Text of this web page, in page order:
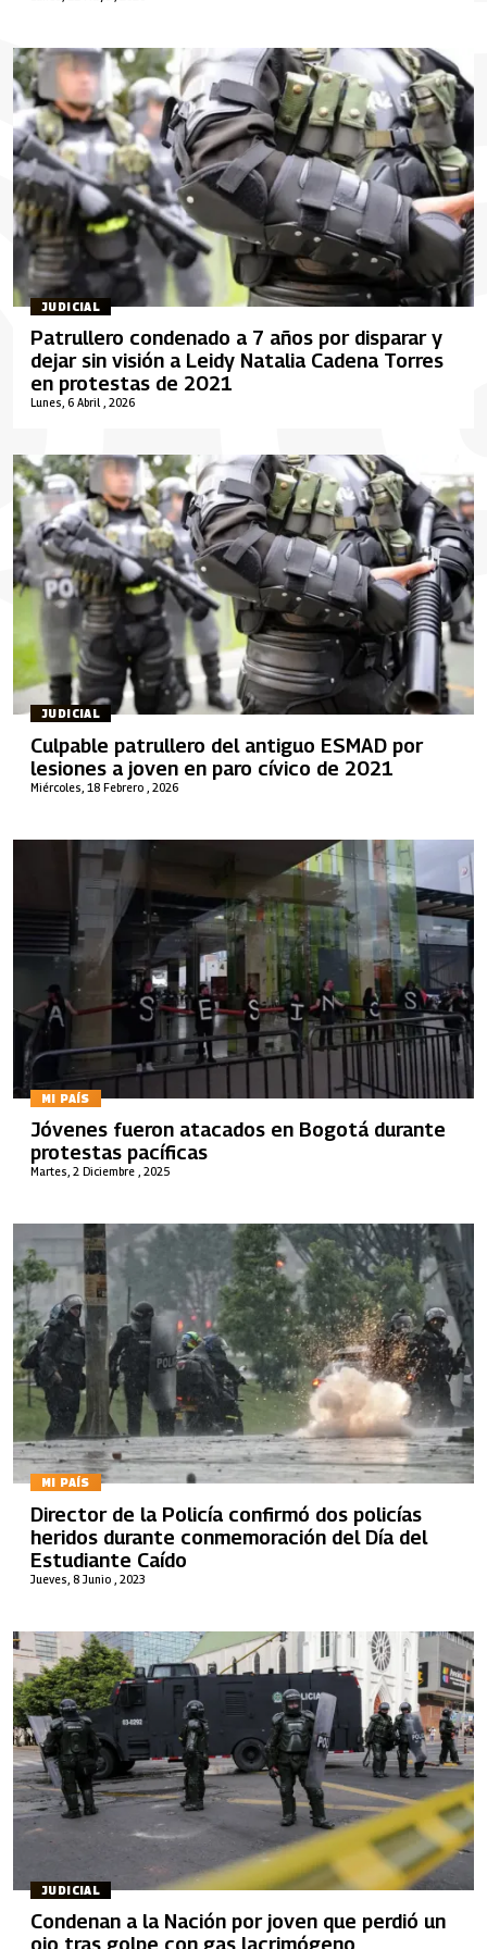
JUDICIAL
Lunes, 6 Abril , 2026
Patrullero condenado a 7 años por disparar y
dejar sin visión a Leidy Natalia Cadena Torres
en protestas de 2021
JUDICIAL
Miércoles, 18 Febrero , 2026
Culpable patrullero del antiguo ESMAD por
lesiones a joven en paro cívico de 2021
MI PAÍS
Martes, 2 Diciembre , 2025
Jóvenes fueron atacados en Bogotá durante
protestas pacíficas
MI PAÍS
Jueves, 8 Junio , 2023
Director de la Policía confirmó dos policías
heridos durante conmemoración del Día del
Estudiante Caído
JUDICIAL
Condenan a la Nación por joven que perdió un
ojo tras golpe con gas lacrimógeno